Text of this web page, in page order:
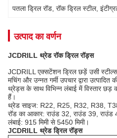
पतला ड्रिल रॉड रॉक ड्रिल स्टील,
उत्पाद का वर्णन
JCDRILL थ्रेड रॉक ड्रिल रॉड्स
JCDRILL एक्सटेंशन ड्रिल छड़ें उसी
मचिंग और उन्नत गर्मी उपचार द्वारा उत्पादित
थ्रेड्स के साथ विभिन्न लंबाई में विस्तार छड़
हैं।
थ्रेड साइज: R22, R25, R32, R38,
रॉड का आकार: राउंड 32, राउंड 39, राउंड
लंबाई: 915 मिमी से 5450 मिमी।
JCDRILL थ्रेड ड्रिल रॉड्स